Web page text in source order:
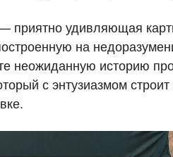
приятно удивляющая
на
неожиданную историю
с энтузиазмом